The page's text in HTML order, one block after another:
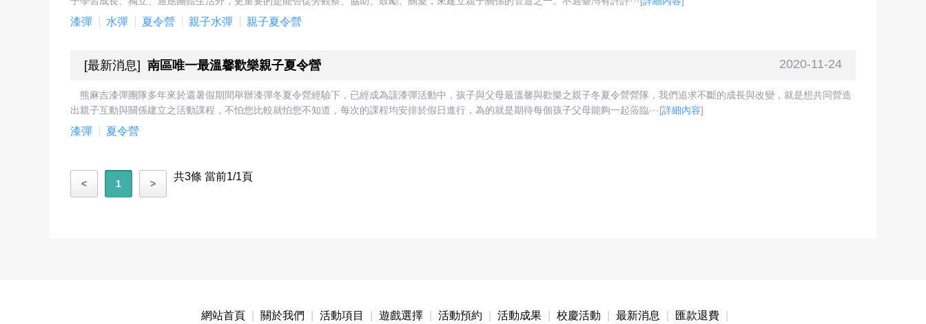
漆彈 水彈 夏令營 親子水彈 親子夏令營
2020-11-24
[最新消息] 南區唯一最溫馨歡樂親子夏令營
熊麻吉漆彈團隊多年來於還暑假期間舉辦漆彈冬夏令營經驗下，已經成為該漆彈活動中，孩子與父母最溫馨與歡樂之親子冬夏令營營隊，我們追求不斷的成長與改變，就是想共同營造
出親子互動與關係建立之活動課程，不怕您比較就怕您不知道，每次的課程均安排於假日進行，為的就是期待每個孩子父母能夠一起蒞臨···[詳細內容]
漆彈 夏令營
< 1 >
共3條 當前1/1頁
網站首頁 關於我們 活動項目 遊戲選擇 活動預約 活動成果 校慶活動 最新消息 匯款退費